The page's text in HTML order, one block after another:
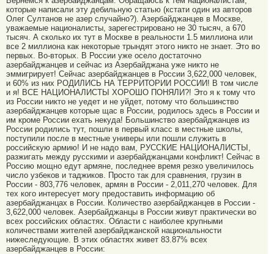
которые написали эту дебильную статью (кстати один из авторов
Олег Султанов не азер случайно?). Азербайджанцев в Москве,
уважаемые националисты, зарегестрировано не 30 тысяч, а 670
тысяч. А сколько их тут в Москве в реальности 1.5 миллиона или
все 2 миллиона как некоторые трындят этого никто не знает. Это во
первых. Во-вторых. В России уже осело достаточно
азербайджанцев и сейчас из Азербайджана уже никто не
эммигрирует! Сейчас азербайджанцев в России 3,622,000 человек,
и 60% из них РОДИЛИСЬ НА ТЕРРИТОРИИ РОССИИ! В том числе
и я! ВСЕ НАЦИОНАЛИСТЫ ХОРОШО ПОНЯЛИ?! Это я к тому что
из России никто не уедет и не уйдет, потому что большинство
азербайджанцев которые щас в России, родилось здесь в России и
им кроме России ехать некуда! Большинство азербайджанцев из
России родились тут, пошли в первый класс в местные школы,
поступили после в местные универы или пошли служить в
российскую армию! И не надо вам, РУССКИЕ НАЦИОНАЛИСТЫ,
разжигать между русскими и азербайджанцами конфликт! Сейчас в
Россию мощно едут армяне, последнее время резко увеличилось
число узбеков и таджиков. Просто так для сравнения, грузин в
России - 803,776 человек, армян в России - 2,011,270 человек. Для
тех кого интересует могу предоставить информацию об
азербайджанцах в России. Количество азербайджанцев в России -
3,622,000 человек. Азербайджанцы в России живут практически во
всех российских областях. Области с наиболее крупными
количествами жителей азербайджанской национальности
нижеследующие. В этих областях живет 83.87% всех
азербайджанцев в России: